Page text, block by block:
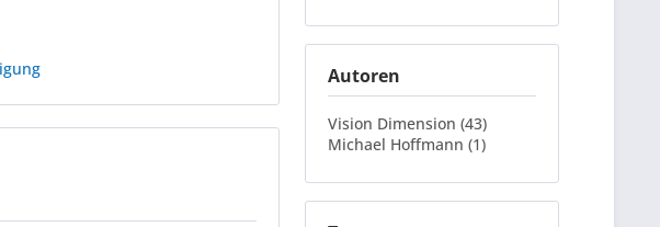
Autoren
Vision Dimension (43)
Michael Hoffmann (1)